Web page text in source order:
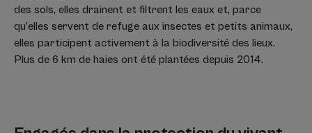
des sols, elles drainent et filtrent les eaux et, parce
qu’elles servent de refuge aux insectes et petits animaux,
elles participent activement à la biodiversité des lieux.
Plus de 6 km de haies ont été plantées depuis 2014.